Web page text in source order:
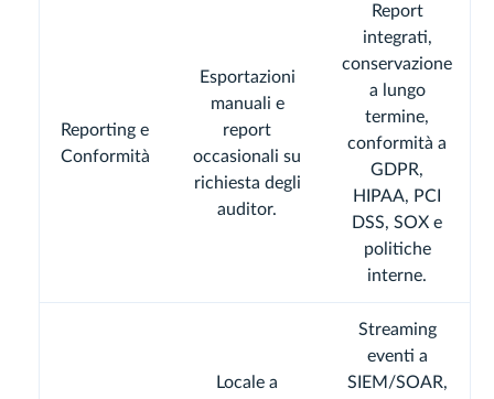
Reporting e
Conformità
Esportazioni
manuali e
report
occasionali su
richiesta degli
auditor.
Report
integrati,
conservazione
a lungo
termine,
conformità a
GDPR,
HIPAA, PCI
DSS, SOX e
politiche
interne.
Locale a
Streaming
eventi a
SIEM/SOAR,